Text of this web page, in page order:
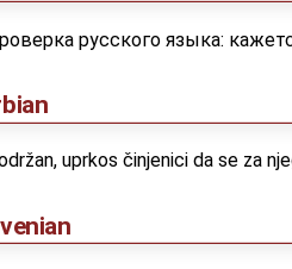
русского языка:
uprkos činjenici da se za